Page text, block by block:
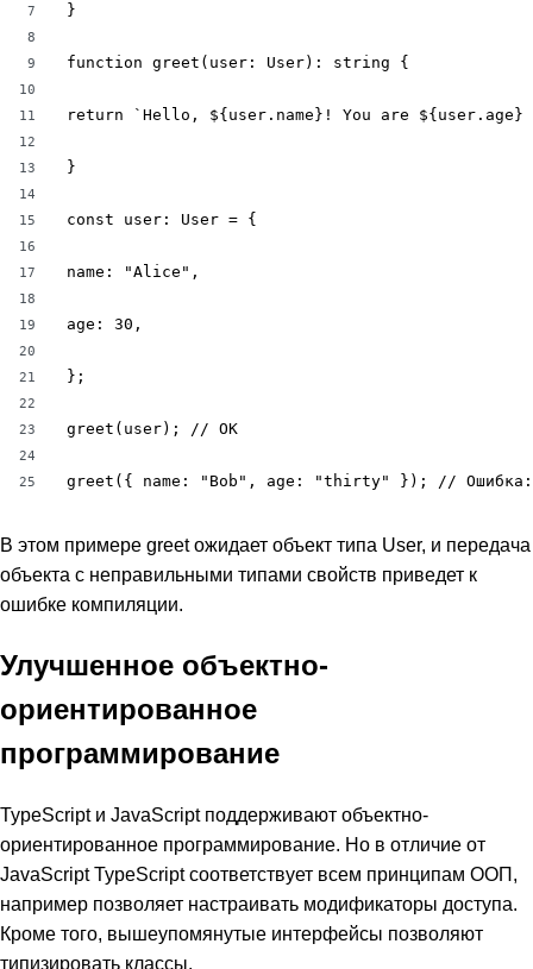
7
8
9
10
11
12
13
14
15
16
17
18
19
20
21
22
23
24
25
}
function greet(user: User): string {
return `Hello, ${user.name}! You are
}
const user: User = {
name: "Alice",
age: 30,
};
greet(user); // ОК
greet({ name: "Bob", age: "thirty" }); //
В этом примере greet ожидает объект типа User, и передача
объекта с неправильными типами свойств приведет к
ошибке компиляции.
Улучшенное объектно-
ориентированное
программирование
TypeScript и JavaScript поддерживают объектно-
ориентированное программирование. Но в отличие от
JavaScript TypeScript соответствует всем принципам ООП,
например позволяет настраивать модификаторы доступа.
Кроме того, вышеупомянутые интерфейсы позволяют
типизировать классы.